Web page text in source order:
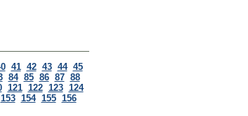
41 42 43 44 45
84 85 86 87 88
121 122 123 124
153 154 155 156